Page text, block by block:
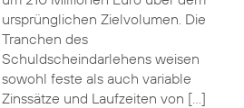
ursprünglichen Zielvolumen. Die
Tranchen des
Schuldscheindarlehens weisen
sowohl feste als auch variable
Zinssätze und Laufzeiten von […]